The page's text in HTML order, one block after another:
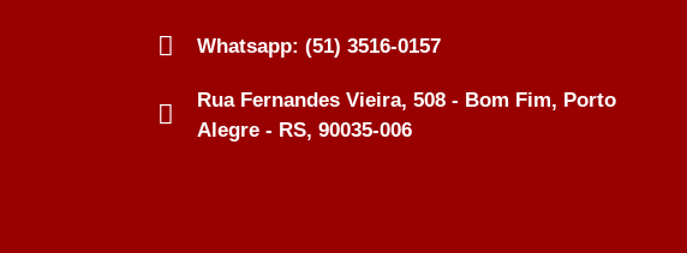
Whatsapp: (51) 3516-0157
Rua Fernandes Vieira, 508 - Bom Fim, Porto
Alegre - RS, 90035-006